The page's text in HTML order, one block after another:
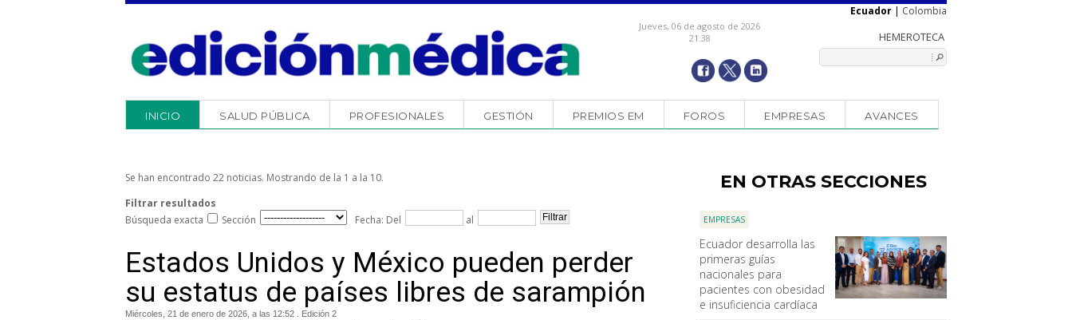
Jueves, 06 de agosto de 2026
21:38
Ecuador | Colombia
INICIO SALUD PÚBLICA PROFESIONALES GESTIÓN PREMIOS EM FOROS EMPRESAS AVANCES
EN OTRAS SECCIONES
EMPRESAS
Ecuador desarrolla las
primeras guías
nacionales para
pacientes con obesidad
e insuficiencia cardíaca
Se han encontrado 22 noticias. Mostrando de la 1 a la 10.
Filtrar resultados
Búsqueda exacta
Sección Fecha: Del al
Estados Unidos y México pueden perder
su estatus de países libres de sarampión
Miércoles, 21 de enero de 2026, a las 12:52 . Edición 2